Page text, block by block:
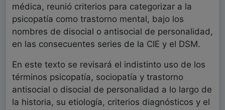
médica, reunió criterios para categorizar a la
psicopatía como trastorno mental, bajo los
nombres de disocial o antisocial de personalidad,
en las consecuentes series de la CIE y el DSM.
En este texto se revisará el indistinto uso de los
términos psicopatía, sociopatía y trastorno
antisocial o disocial de personalidad a lo largo de
la historia, su etiología, criterios diagnósticos y el